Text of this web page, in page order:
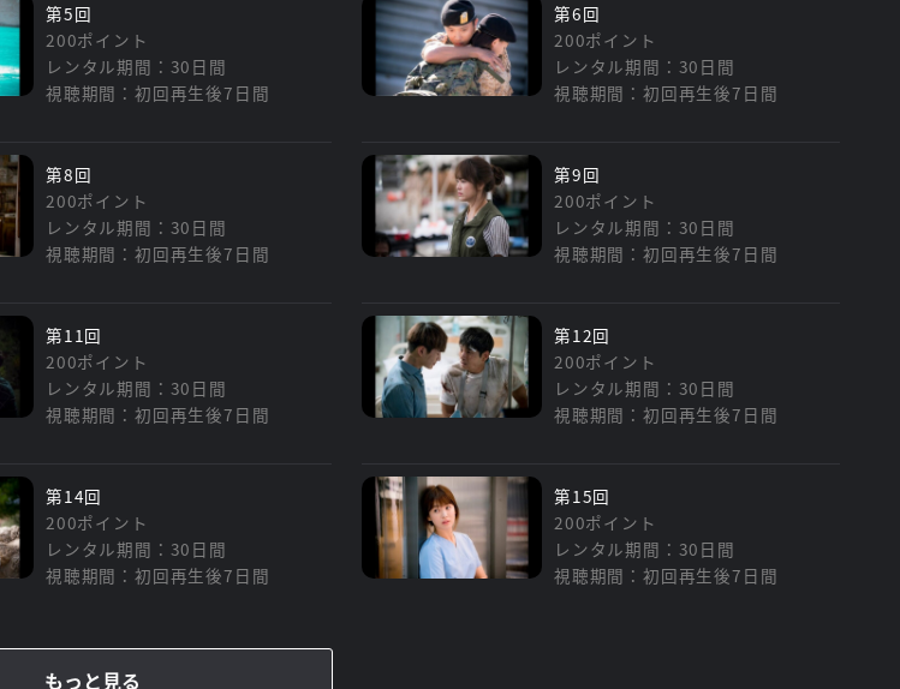
第5回
200ポイント
レンタル期間：30日間
視聴期間：初回再生後7日間
第6回
200ポイント
レンタル期間：30日間
視聴期間：初回再生後7日間
第8回
200ポイント
レンタル期間：30日間
視聴期間：初回再生後7日間
第9回
200ポイント
レンタル期間：30日間
視聴期間：初回再生後7日間
第11回
200ポイント
レンタル期間：30日間
視聴期間：初回再生後7日間
第12回
200ポイント
レンタル期間：30日間
視聴期間：初回再生後7日間
第14回
200ポイント
レンタル期間：30日間
視聴期間：初回再生後7日間
第15回
200ポイント
レンタル期間：30日間
視聴期間：初回再生後7日間
もっと見る